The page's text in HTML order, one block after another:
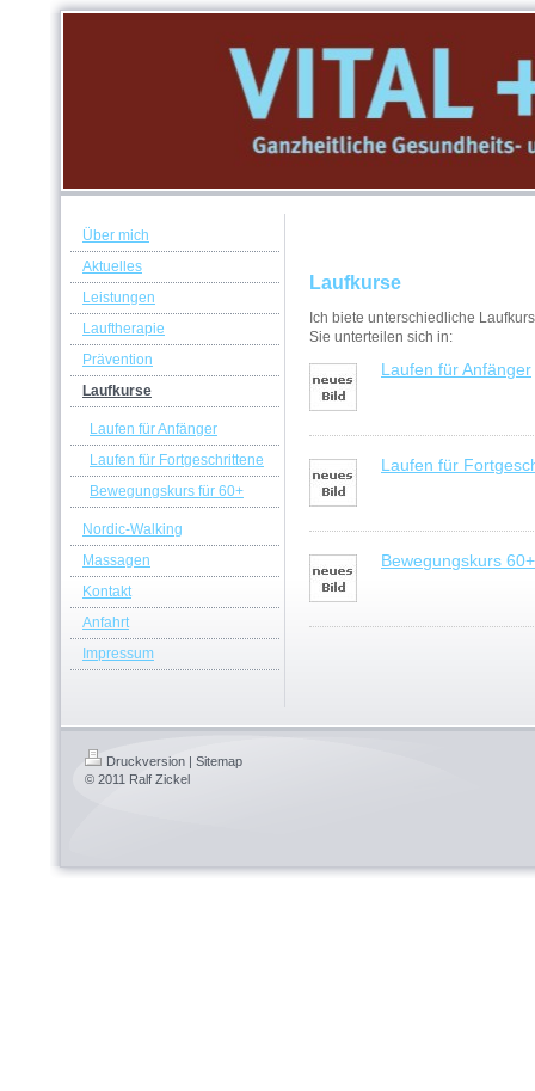
Über mich
Aktuelles
Leistungen
Lauftherapie
Prävention
Laufkurse
Laufen für Anfänger
Laufen für Fortgeschrittene
Bewegungskurs für 60+
Nordic-Walking
Massagen
Kontakt
Anfahrt
Impressum
Laufkurse
Ich biete unterschiedliche
Sie unterteilen sich in:
Laufen für Anfänger
Laufen für
Bewegungskurs 60+
Druckversion | Sitemap
© 2011 Ralf Zickel